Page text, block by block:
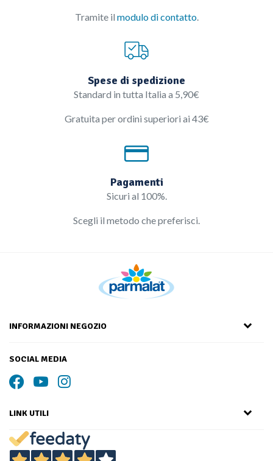
Tramite il modulo di contatto.
Spese di spedizione
Standard in tutta Italia a 5,90€
Gratuita per ordini superiori ai 43€
Pagamenti
Sicuri al 100%.
Scegli il metodo che preferisci.
INFORMAZIONI NEGOZIO
SOCIAL MEDIA
LINK UTILI